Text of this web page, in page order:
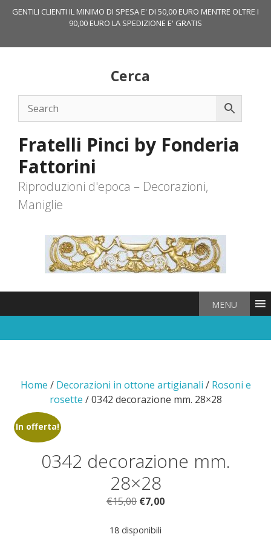
GENTILI CLIENTI IL MINIMO DI SPESA E' DI 50,00 EURO MENTRE OLTRE I
90,00 EURO LA SPEDIZIONE E' GRATIS
Cerca
Fratelli Pinci by Fonderia
Fattorini
Riproduzioni d'epoca – Decorazioni,
Maniglie
MENU
Home / Decorazioni in ottone artigianali / Rosoni e
rosette / 0342 decorazione mm. 28×28
In offerta!
0342 decorazione mm.
28×28
€15,00 Il
originale
€7,00Il
18 disponibili